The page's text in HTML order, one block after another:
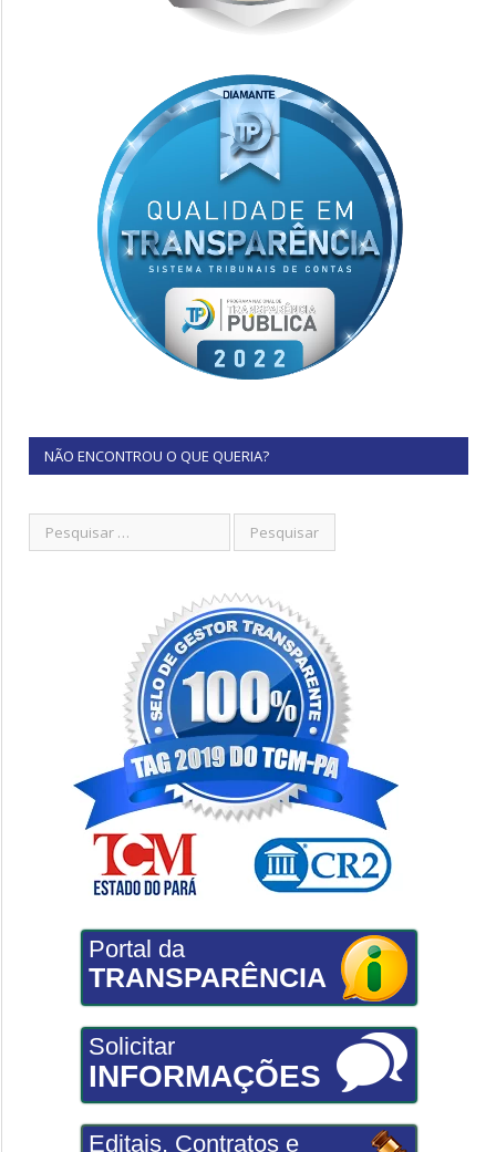
NÃO ENCONTROU O QUE QUERIA?
Portal da
TRANSPARÊNCIA
Solicitar
INFORMAÇÕES
Editais, Contratos e